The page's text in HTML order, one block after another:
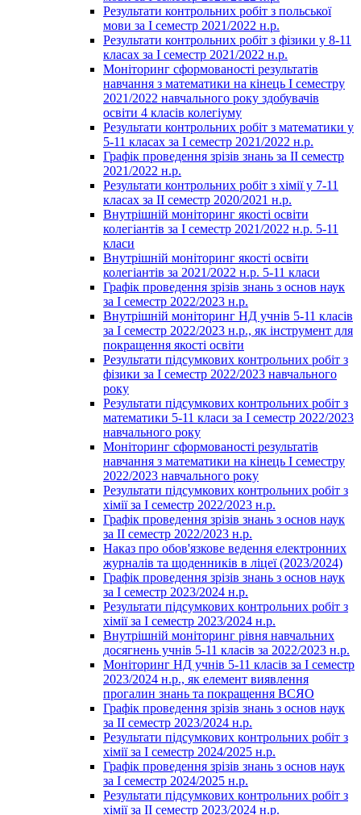
Результати контрольних робіт з польської
мови за І семестр 2021/2022 н.р.
Результати контрольних робіт з фізики у 8-11
класах за І семестр 2021/2022 н.р.
Моніторинг сформованості результатів
навчання з математики на кінець І семестру
2021/2022 навчального року здобувачів
освіти 4 класів колегіуму
Результати контрольних робіт з математики у
5-11 класах за І семестр 2021/2022 н.р.
Графік проведення зрізів знань за ІІ семестр
2021/2022 н.р.
Результати контрольних робіт з хімії у 7-11
класах за ІІ семестр 2020/2021 н.р.
Внутрішній моніторинг якості освіти
колегіантів за І семестр 2021/2022 н.р. 5-11
класи
Внутрішній моніторинг якості освіти
колегіантів за 2021/2022 н.р. 5-11 класи
Графік проведення зрізів знань з основ наук
за І семестр 2022/2023 н.р.
Внутрішній моніторинг НД учнів 5-11 класів
за І семестр 2022/2023 н.р., як інструмент для
покращення якості освіти
Результати підсумкових контрольних робіт з
фізики за І семестр 2022/2023 навчального
року
Результати підсумкових контрольних робіт з
математики 5-11 класи за І семестр 2022/2023
навчального року
Моніторинг сформованості результатів
навчання з математики на кінець І семестру
2022/2023 навчального року
Результати підсумкових контрольних робіт з
хімії за І семестр 2022/2023 н.р.
Графік проведення зрізів знань з основ наук
за ІІ семестр 2022/2023 н.р.
Наказ про обов'язкове ведення електронних
журналів та щоденників в ліцеї (2023/2024)
Графік проведення зрізів знань з основ наук
за І семестр 2023/2024 н.р.
Результати підсумкових контрольних робіт з
хімії за І семестр 2023/2024 н.р.
Внутрішній моніторинг рівня навчальних
досягнень учнів 5-11 класів за 2022/2023 н.р.
Моніторинг НД учнів 5-11 класів за І семестр
2023/2024 н.р., як елемент виявлення
прогалин знань та покращення ВСЯО
Графік проведення зрізів знань з основ наук
за ІІ семестр 2023/2024 н.р.
Результати підсумкових контрольних робіт з
хімії за І семестр 2024/2025 н.р.
Графік проведення зрізів знань з основ наук
за І семестр 2024/2025 н.р.
Результати підсумкових контрольних робіт з
хімії за ІІ семестр 2023/2024 н.р.